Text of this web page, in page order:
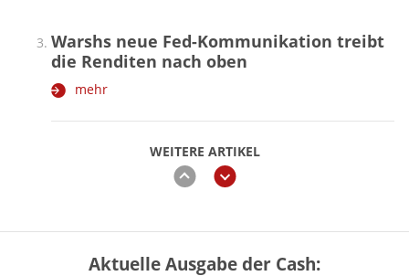
WEITERE ARTIKEL
zurückweiter
Warshs neue Fed-Kommunikation treibt
die Renditen nach oben
mehr
Vermieter-Zutritt: Wann Mieter
Aktuelle Ausgabe der Cash: